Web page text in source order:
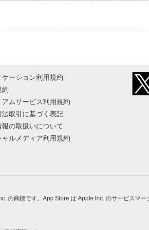
ケーション利用規約
約
アムサービス利用規約
法取引に基づく表記
報の取扱いについて
ャルメディア利用規約
の商標です。App Store は Apple Inc. のサービスマー